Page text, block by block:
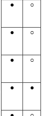
● ○
● ○
● ○
● ●